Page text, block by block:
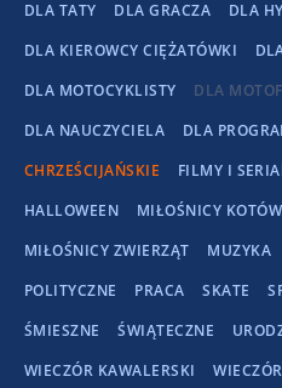
DLA TATY
DLA GRACZA
DLA
DLA KIEROWCY CIĘŻATÓWKI
DLA MOTOCYKLISTY
DLA
DLA NAUCZYCIELA
DLA
CHRZEŚCIJAŃSKIE
FILMY I
HALLOWEEN
MIŁOŚNICY KOTÓW
MIŁOŚNICY ZWIERZĄT
MUZYKA
POLITYCZNE
PRACA SKATE
ŚMIESZNE
ŚWIĄTECZNE
WIECZÓR KAWALERSKI